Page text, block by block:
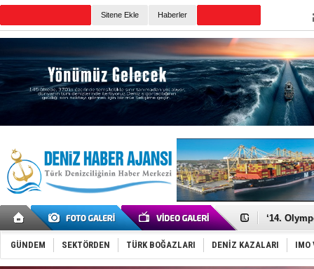
Sitene Ekle Haberler
Denizcilik
‘14.
Taksi
TÜRKLİM
SOCAR da
GÜNDEM SEKTÖRDEN TÜRK BOĞAZLARI DENİZ KAZALARI IMO